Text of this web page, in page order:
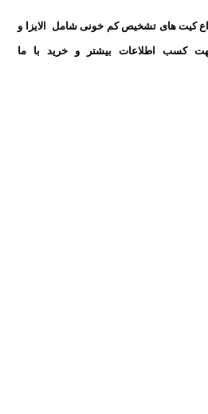
کیت های تشخیص کم خونی شامل الایزا و
کسب اطلاعات بیشتر و خرید با ما